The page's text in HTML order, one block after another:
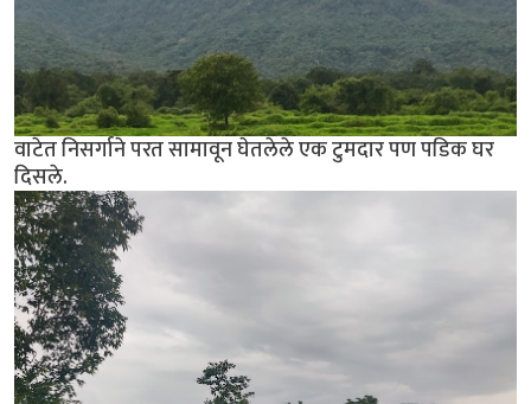
वाटेत निसर्गाने परत सामावून घेतलेले एक टुमदार पण पडिक घर
दिसले.